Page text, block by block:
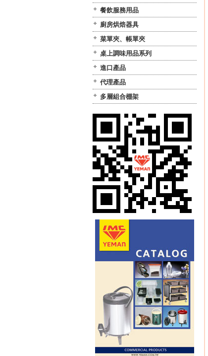
餐飲服務用品
廚房烘焙器具
菜單夾、帳單夾
桌上調味用品系列
進口產品
代理產品
多層組合棚架